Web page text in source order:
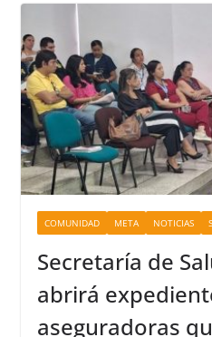
COMUNIDAD META NOTICIAS
Secretaría de
abrirá
aseguradoras